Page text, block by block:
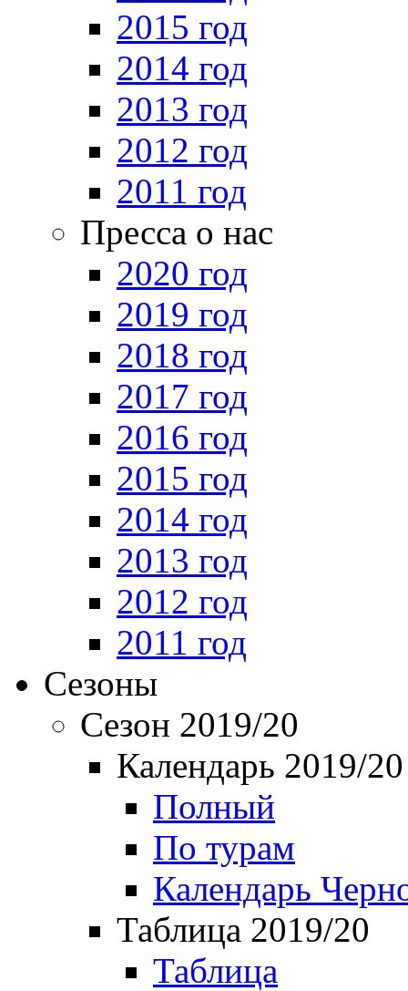
2015 год
2014 год
2013 год
2012 год
2011 год
Пресса о нас
2020 год
2019 год
2018 год
2017 год
2016 год
2015 год
2014 год
2013 год
2012 год
2011 год
Сезоны
Сезон 2019/20
Календарь 2019/20
Полный
По турам
Календарь
Таблица 2019/20
Таблица